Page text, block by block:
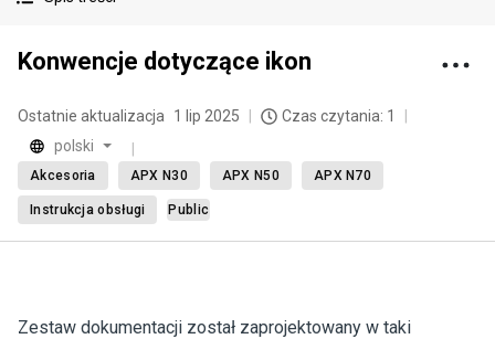
Konwencje dotyczące ikon
Ostatnie aktualizacja 1 lip 2025
Czas czytania: 1
polski
Akcesoria APX N30 APX N50 APX N70
Instrukcja obsługi Public
Zestaw dokumentacji został zaprojektowany w taki